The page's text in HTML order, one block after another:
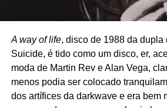
BLINK-182
UP NEXT
Tem música nova e curta-
Prince na web
DON'T MISS
E o XTC entrou em greve…
A way of life, disco de 1988 da dupla
Suicide, é tido como um disco, er,
moda de Martin Rev e Alan Vega,
menos podia ser colocado
dos artífices da darkwave e era bem